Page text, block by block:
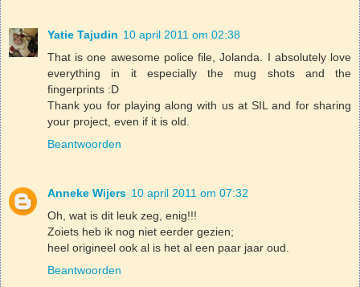
Yatie Tajudin 10 april 2011 om 02:38
That is one awesome police file, Jolanda. I absolutely love
everything in it especially the mug shots and the
fingerprints :D
Thank you for playing along with us at SIL and for sharing
your project, even if it is old.
Beantwoorden
Anneke Wijers 10 april 2011 om 07:32
Oh, wat is dit leuk zeg, enig!!!
Zoiets heb ik nog niet eerder gezien;
heel origineel ook al is het al een paar jaar oud.
Beantwoorden